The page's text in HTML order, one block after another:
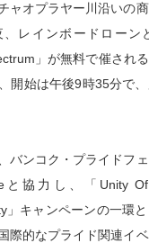
ャオプラヤー川沿いの
レインボードローン
」が無料で催され
開始は午後9時35分で
バンコク・プライドフ
と協力し、「Unity Of
」キャンペーンの一環
際的なプライド関連イ